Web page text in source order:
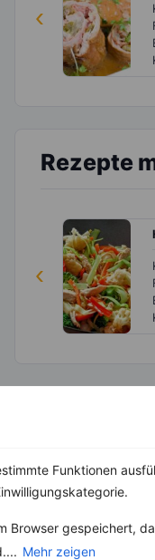
Funktionen
Browser gespeichert,
Mehr zeigen
‹
Rezepte
‹